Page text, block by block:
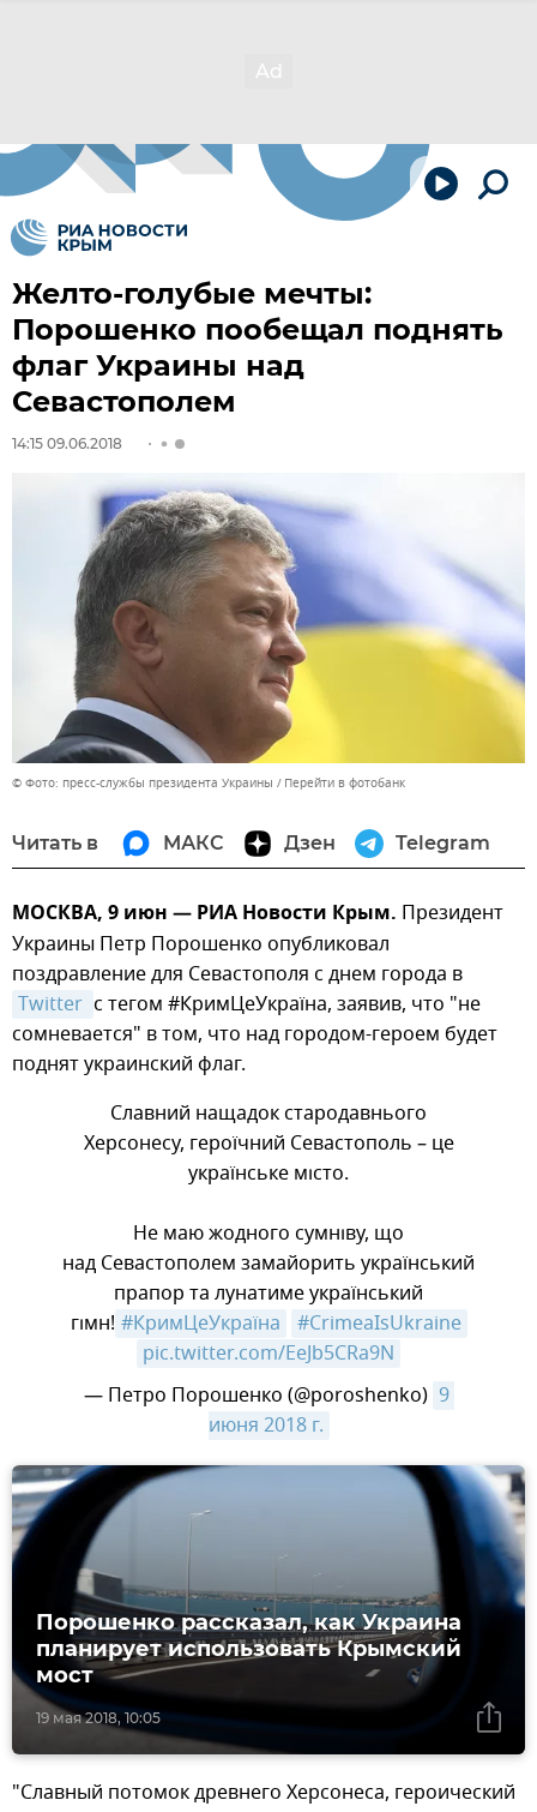
Желто-голубые мечты:
Порошенко пообещал поднять
флаг Украины над
Севастополем
14:15 09.06.2018
© Фото: пресс-службы президента Украины Перейти в фотобанк
Читать в МАКС Дзен Telegram
МОСКВА, 9 июн — РИА Новости Крым. Президент
Украины Петр Порошенко опубликовал
поздравление для Севастополя с днем города в
Twitter с тегом #КримЦеУкраїна, заявив, что "не
сомневается" в том, что над городом-героем будет
поднят украинский флаг.
Славний нащадок стародавнього
Херсонесу, героїчний Севастополь – це
українське місто.
Не маю жодного сумніву, що
над Севастополем замайорить український
прапор та лунатиме український
гімн! #КримЦеУкраїна
#CrimeaIsUkraine
pic.twitter.com/EeJb5CRa9N
— Петро Порошенко (@poroshenko) 9
июня 2018 г.
19 мая 2018, 10:05
Порошенко рассказал, как Украина
планирует использовать Крымский
мост‍
​"Славный потомок древнего Херсонеса, героический